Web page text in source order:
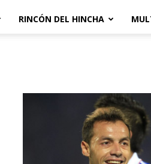
RINCÓN DEL HINCHA